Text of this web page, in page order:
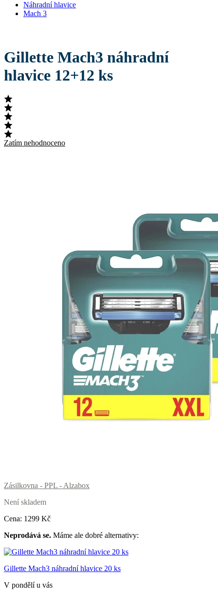
Náhradní hlavice
Mach 3
Gillette Mach3 náhradní
hlavice 12+12 ks
Zatím nehodnoceno
Zásilkovna - PPL - Alzabox
Není skladem
Cena: 1299 Kč
Neprodává se. Máme ale dobré alternativy:
Gillette Mach3 náhradní hlavice 20 ks
V pondělí u vás